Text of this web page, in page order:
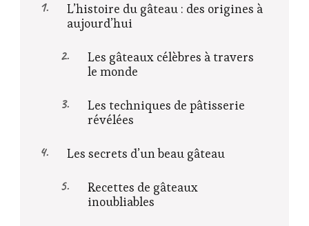
L’histoire du gâteau : des origines à
aujourd’hui
Les gâteaux célèbres à travers
le monde
Les techniques de pâtisserie
révélées
Les secrets d’un beau gâteau
Recettes de gâteaux
inoubliables